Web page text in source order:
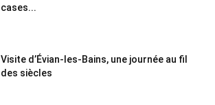
cases...
Visite d’Évian-les-Bains, une journée au fil
des siècles